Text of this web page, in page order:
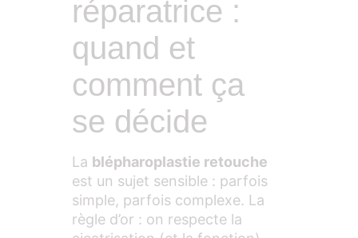
réparatrice :
quand et
comment ça
se décide
La blépharoplastie retouche
est un sujet sensible : parfois
simple, parfois complexe. La
règle d’or : on respecte la